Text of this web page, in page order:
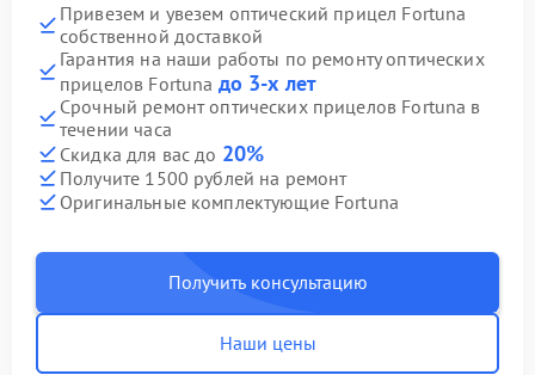
Привезем и увезем оптический прицел Fortuna
собственной доставкой
Гарантия на наши работы по ремонту оптических
прицелов Fortuna до 3-х лет
Срочный ремонт оптических прицелов Fortuna в
течении часа
Скидка для вас до 20%
Получите 1500 рублей на ремонт
Оригинальные комплектующие Fortuna
Получить консультацию
Наши цены